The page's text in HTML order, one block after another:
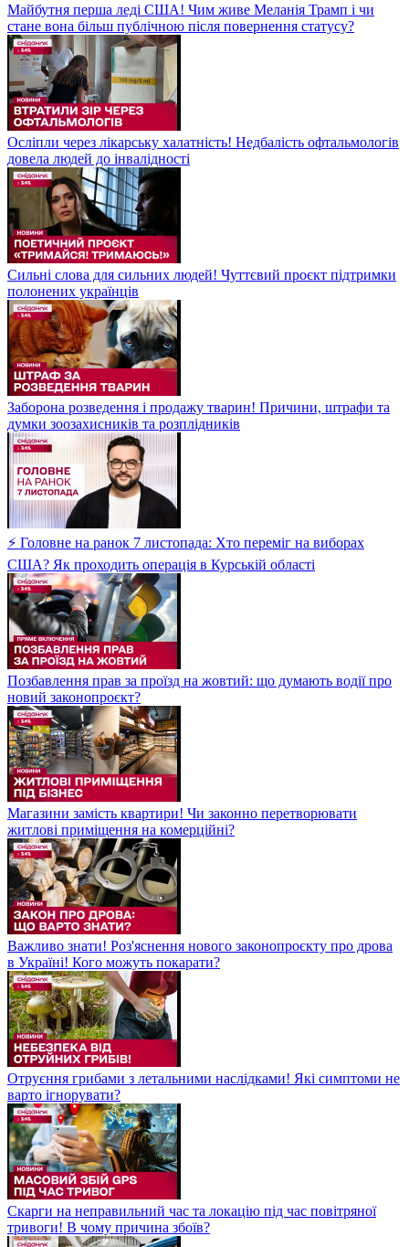
Майбутня перша леді США! Чим живе Меланія Трамп і чи
стане вона більш публічною після повернення статусу?
Осліпли через лікарську халатність! Недбалість офтальмологів
довела людей до інвалідності
Сильні слова для сильних людей! Чуттєвий проєкт підтримки
полонених українців
Заборона розведення і продажу тварин! Причини, штрафи та
думки зоозахисників та розплідників
⚡ Головне на ранок 7 листопада: Хто переміг на виборах
США? Як проходить операція в Курській області
Позбавлення прав за проїзд на жовтий: що думають водії про
новий законопроєкт?
Магазини замість квартири! Чи законно перетворювати
житлові приміщення на комерційні?
Важливо знати! Роз'яснення нового законопроєкту про дрова
в Україні! Кого можуть покарати?
Отруєння грибами з летальними наслідками! Які симптоми не
варто ігнорувати?
Скарги на неправильний час та локацію під час повітряної
тривоги! В чому причина збоїв?